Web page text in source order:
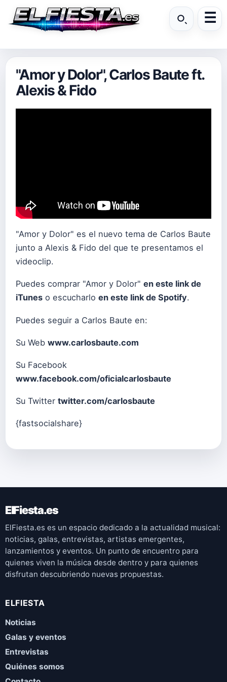
"Amor y Dolor", Carlos Baute ft.
Alexis & Fido
"Amor y Dolor" es el nuevo tema de Carlos Baute
junto a Alexis & Fido del que te presentamos el
videoclip.
Puedes comprar "Amor y Dolor" en este link de
iTunes o escucharlo en este link de Spotify.
Puedes seguir a Carlos Baute en:
Su Web www.carlosbaute.com
Su Facebook
www.facebook.com/oficialcarlosbaute
Su Twitter twitter.com/carlosbaute
{fastsocialshare}
ElFiesta.es
ElFiesta.es es un espacio dedicado a la actualidad musical:
noticias, galas, entrevistas, artistas emergentes,
lanzamientos y eventos. Un punto de encuentro para
quienes viven la música desde dentro y para quienes
disfrutan descubriendo nuevas propuestas.
ELFIESTA
Noticias
Galas y eventos
Entrevistas
Quiénes somos